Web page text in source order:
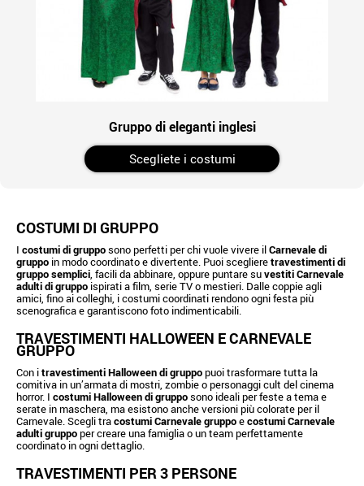
Gruppo di eleganti inglesi
Scegliete i costumi
COSTUMI DI GRUPPO
I costumi di grupposono perfetti per chi vuole vivere ilCarnevale di
gruppo in modo coordinato e divertente. Puoi sceglieretravestimenti di
gruppo semplici , facili da abbinare, oppure puntare suvestiti Carnevale
adulti di gruppo ispirati a film, serie TV o mestieri. Dalle coppie agli
amici, fino ai colleghi, i costumi coordinati rendono ogni festa più
scenografica e garantiscono foto indimenticabili.
TRAVESTIMENTI HALLOWEEN E CARNEVALE
GRUPPO
Con itravestimenti Halloween di gruppopuoi trasformare tutta la
comitiva in un’armata di mostri, zombie o personaggi cult del cinema
horror. I costumi Halloween di grupposono ideali per feste a tema e
serate in maschera, ma esistono anche versioni più colorate per il
Carnevale. Scegli tracostumi Carnevale gruppoecostumi Carnevale
adulti gruppoper creare una famiglia o un team perfettamente
coordinato in ogni dettaglio.
TRAVESTIMENTI PER 3 PERSONE